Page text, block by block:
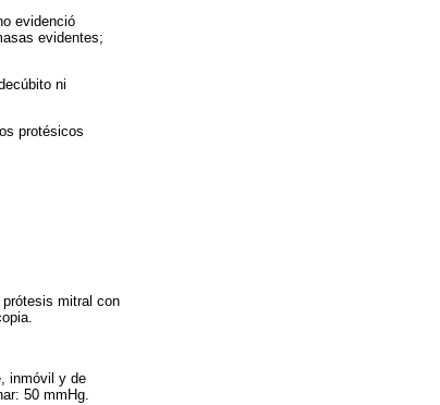
evidenció
evidentes;
ni
protésicos
mitral con
inmóvil y de
50 mmHg.